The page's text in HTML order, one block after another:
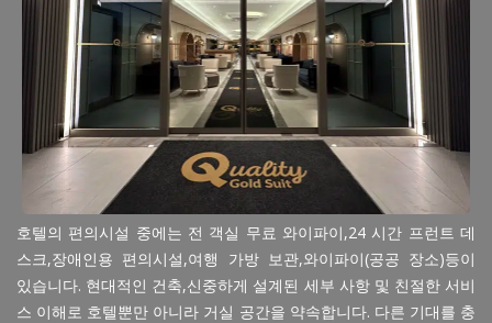
호텔의 편의시설 중에는 전 객실 무료 와이파이,24 시간 프런트 데
스크,장애인용 편의시설,여행 가방 보관,와이파이(공공 장소)등이
있습니다. 현대적인 건축,신중하게 설계된 세부 사항 및 친절한 서비
스 이해로 호텔뿐만 아니라 거실 공간을 약속합니다. 다른 기대를 충